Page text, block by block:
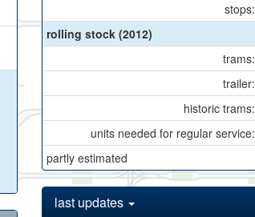
stops:
rolling stock (2012)
trams:
trailer:
historic trams:
units needed for regular service:
partly estimated
last updates